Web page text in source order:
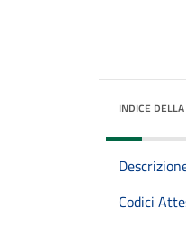
INDICE
Codici